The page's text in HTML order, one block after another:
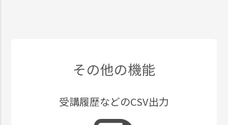
その他の機能
受講履歴などのCSV出力